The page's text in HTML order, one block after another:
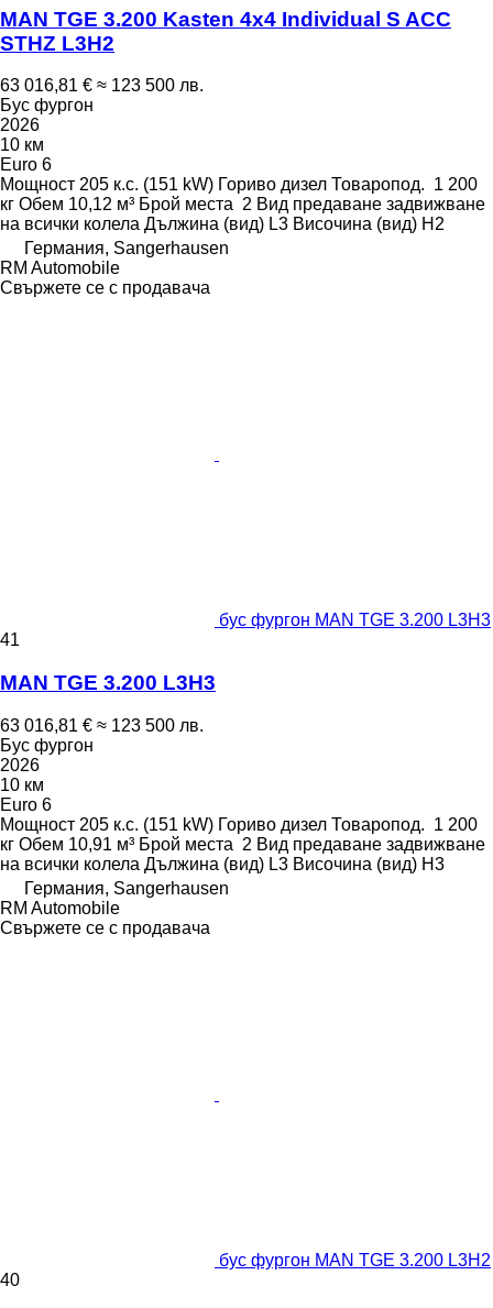
MAN TGE 3.200 Kasten 4x4 Individual S ACC
STHZ L3H2
63 016,81 € ≈ 123 500 лв.
Бус фургон
2026
10 км
Euro 6
Мощност 205 к.с. (151 kW) Гориво дизел Товаропод. 1 200
кг Обем 10,12 м³ Брой места 2 Вид предаване задвижване
на всички колела Дължина (вид) L3 Височина (вид) H2
Германия, Sangerhausen
RM Automobile
Свържете се с продавача
бус фургон MAN TGE 3.200 L3H3
41
MAN TGE 3.200 L3H3
63 016,81 € ≈ 123 500 лв.
Бус фургон
2026
10 км
Euro 6
Мощност 205 к.с. (151 kW) Гориво дизел Товаропод. 1 200
кг Обем 10,91 м³ Брой места 2 Вид предаване задвижване
на всички колела Дължина (вид) L3 Височина (вид) H3
Германия, Sangerhausen
RM Automobile
Свържете се с продавача
бус фургон MAN TGE 3.200 L3H2
40